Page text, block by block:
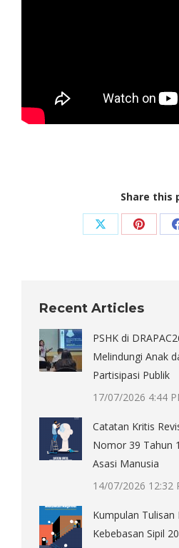
Share this
Share Share
Recent Articles
PSHK di
Melindungi Anak
Partisipasi Publik
17/07/2026 4:44
Catatan Kritis
Nomor 39 Tahun
Asasi Manusia
14/07/2026 12:32
Kumpulan
Kebebasan Sipil